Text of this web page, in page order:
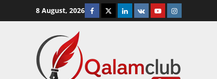
8 August, 2026 Facebook
TwitterLinkedin
VK YoutubeInstagram